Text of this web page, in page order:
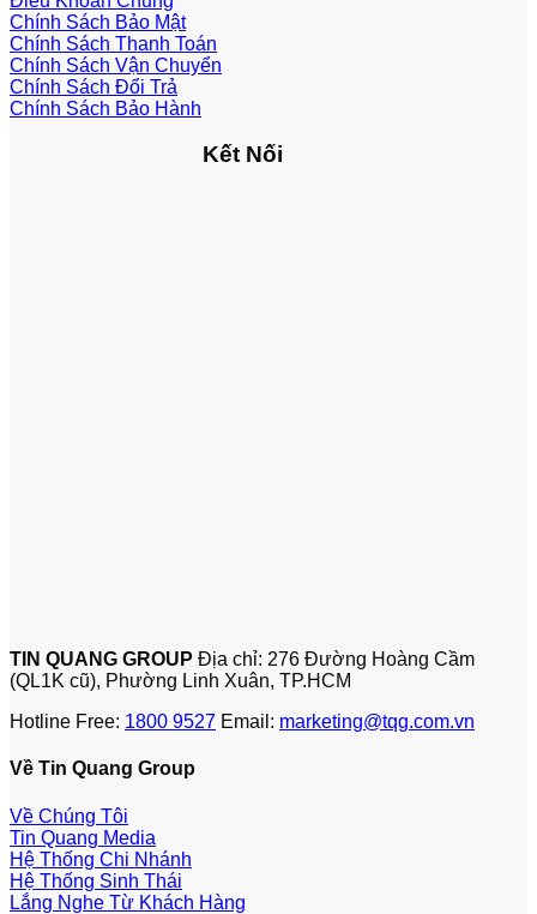
Chính Sách Bảo Mật
Chính Sách Thanh Toán
Chính Sách Vận Chuyển
Chính Sách Đổi Trả
Chính Sách Bảo Hành
Kết Nối
TIN QUANG GROUP Địa chỉ: 276 Đường Hoàng Cầm
(QL1K cũ), Phường Linh Xuân, TP.HCM
Hotline Free: 1800 9527 Email: marketing@tqg.com.vn
Về Tin Quang Group
Về Chúng Tôi
Tin Quang Media
Hệ Thống Chi Nhánh
Hệ Thống Sinh Thái
Lắng Nghe Từ Khách Hàng